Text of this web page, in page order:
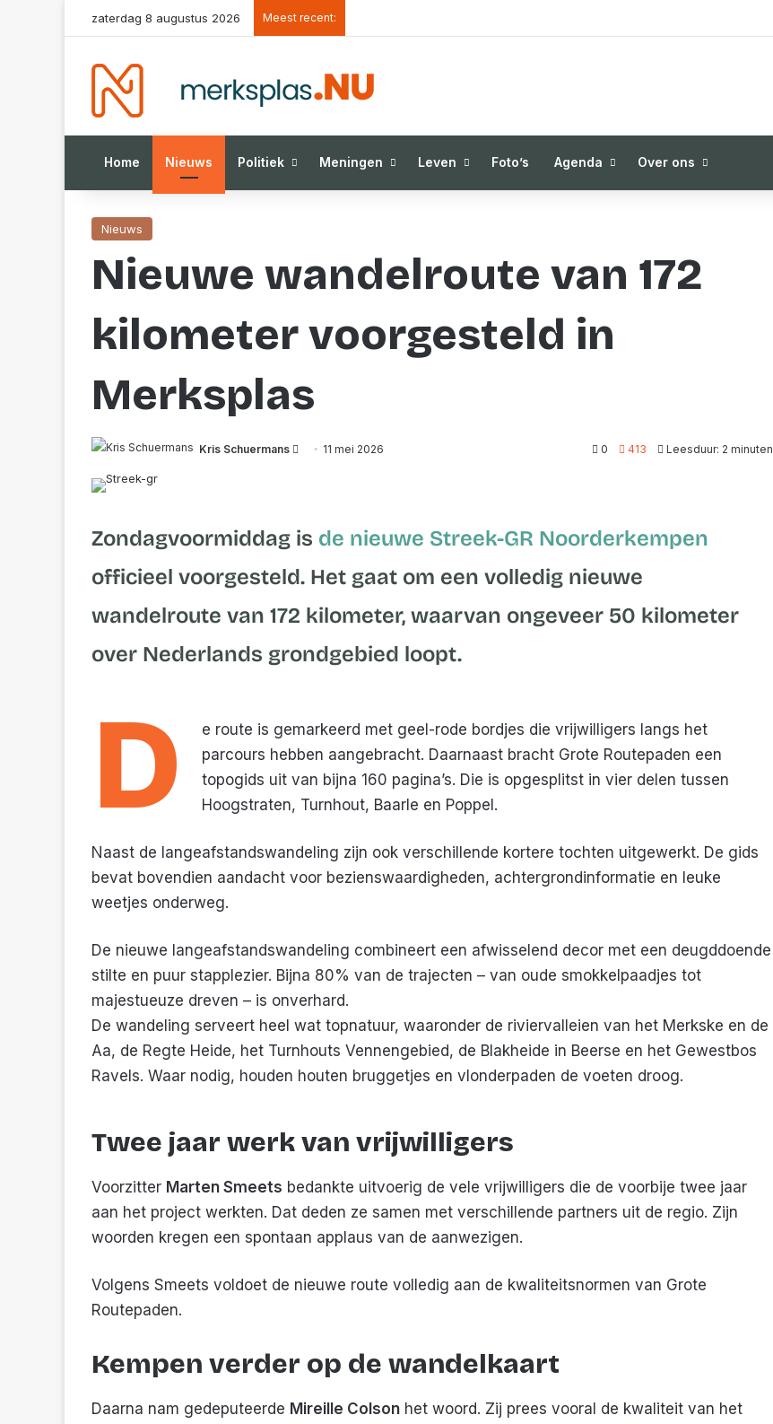
zaterdag 8 augustus 2026 Meest recent:
Home Nieuws Politiek Meningen Leven Foto’s Agenda Over ons
Nieuws
Nieuwe wandelroute van 172
kilometer voorgesteld in
Merksplas
Kris Schuermans
Send11 mei 2026 0 413 Leesduur: 2 minuten
Zondagvoormiddag is de nieuwe Streek-GR Noorderkempen
officieel voorgesteld. Het gaat om een volledig nieuwe
wandelroute van 172 kilometer, waarvan ongeveer 50 kilometer
over Nederlands grondgebied loopt.
D
e route is gemarkeerd met geel-rode bordjes die vrijwilligers langs het
parcours hebben aangebracht. Daarnaast bracht Grote Routepaden een
topogids uit van bijna 160 pagina’s. Die is opgesplitst in vier delen tussen
Hoogstraten, Turnhout, Baarle en Poppel.
Naast de langeafstandswandeling zijn ook verschillende kortere tochten uitgewerkt. De gids
bevat bovendien aandacht voor bezienswaardigheden, achtergrondinformatie en leuke
weetjes onderweg.
De nieuwe langeafstandswandeling combineert een afwisselend decor met een deugddoende
stilte en puur stapplezier. Bijna 80% van de trajecten – van oude smokkelpaadjes tot
majestueuze dreven – is onverhard.
De wandeling serveert heel wat topnatuur, waaronder de riviervalleien van het Merkske en de
Aa, de Regte Heide, het Turnhouts Vennengebied, de Blakheide in Beerse en het Gewestbos
Ravels. Waar nodig, houden houten bruggetjes en vlonderpaden de voeten droog.
Twee jaar werk van vrijwilligers
Voorzitter Marten Smeets bedankte uitvoerig de vele vrijwilligers die de voorbije twee jaar
aan het project werkten. Dat deden ze samen met verschillende partners uit de regio. Zijn
woorden kregen een spontaan applaus van de aanwezigen.
Volgens Smeets voldoet de nieuwe route volledig aan de kwaliteitsnormen van Grote
Routepaden.
Kempen verder op de wandelkaart
Daarna nam gedeputeerde Mireille Colson het woord. Zij prees vooral de kwaliteit van het